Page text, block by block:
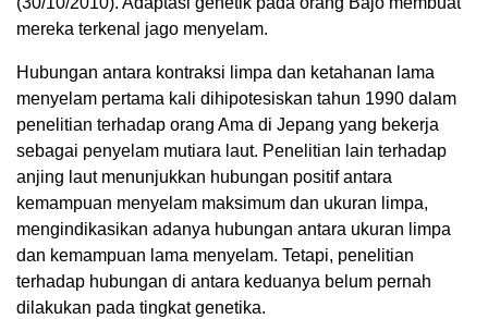
mereka terkenal jago menyelam.
Hubungan antara kontraksi limpa dan ketahanan lama
menyelam pertama kali dihipotesiskan tahun 1990 dalam
penelitian terhadap orang Ama di Jepang yang bekerja
sebagai penyelam mutiara laut. Penelitian lain terhadap
anjing laut menunjukkan hubungan positif antara
kemampuan menyelam maksimum dan ukuran limpa,
mengindikasikan adanya hubungan antara ukuran limpa
dan kemampuan lama menyelam. Tetapi, penelitian
terhadap hubungan di antara keduanya belum pernah
dilakukan pada tingkat genetika.